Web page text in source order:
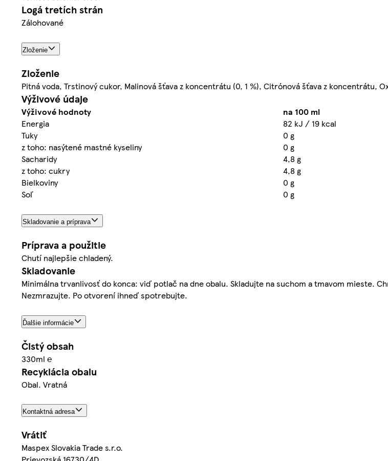
Logá tretích strán
Zálohované
Zloženie
Zloženie
Pitná voda, Trstinový cukor, Malinová šťava z koncentrátu (0, 1 %), Citrónová šťava z koncentrátu,
Výživové údaje
Výživové hodnoty
na 100 ml
Energia
82 kJ / 19 kcal
Tuky
0 g
z toho: nasýtené mastné kyseliny
0 g
Sacharidy
4,8 g
z toho: cukry
4,8 g
Bielkoviny
0 g
Soľ
0 g
Skladovanie a príprava
Príprava a použitie
Chutí najlepšie chladený.
Skladovanie
Minimálna trvanlivosť do konca: viď potlač na dne obalu. Skladujte na suchom a tmavom mieste.
Nezmrazujte. Po otvorení ihneď spotrebujte.
Ďalšie informácie
Čistý obsah
330ml ℮
Recyklácia obalu
Obal. Vratná
Kontaktná adresa
Vrátiť
Maspex Slovakia Trade s.r.o.